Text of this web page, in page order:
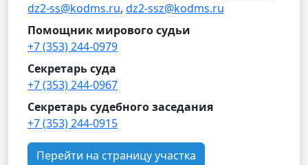
dz2-ss@kodms.ru, dz2-ssz@kodms.ru
Помощник мирового судьи
+7 (353) 244-0979
Секретарь суда
+7 (353) 244-0967
Секретарь судебного заседания
+7 (353) 244-0915
Перейти на страницу участка